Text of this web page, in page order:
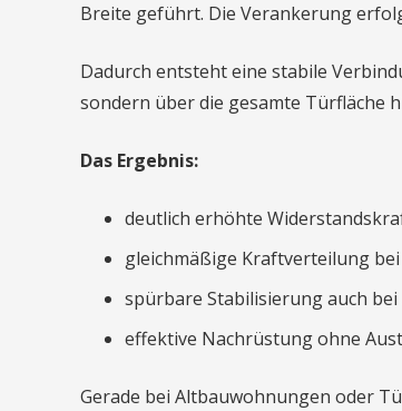
Breite geführt. Die Verankerung
Dadurch entsteht eine stabile
sondern über die gesamte Türfläche
Das Ergebnis:
deutlich erhöhte
gleichmäßige Kraftverteilung
spürbare Stabilisierung auch
effektive Nachrüstung ohne
Gerade bei Altbauwohnungen oder